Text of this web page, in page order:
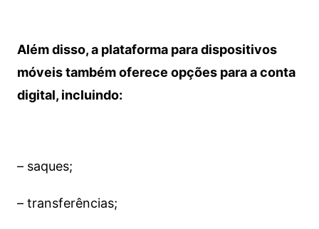
Além disso, a plataforma para dispositivos
móveis também oferece opções para a conta
digital, incluindo:
– saques;
– transferências;